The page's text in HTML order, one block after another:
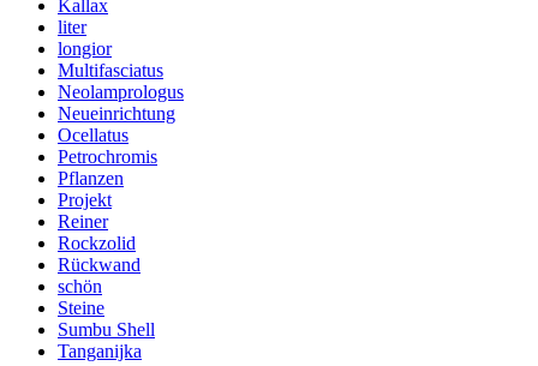
Kallax
liter
longior
Multifasciatus
Neolamprologus
Neueinrichtung
Ocellatus
Petrochromis
Pflanzen
Projekt
Reiner
Rockzolid
Rückwand
schön
Steine
Sumbu Shell
Tanganijka